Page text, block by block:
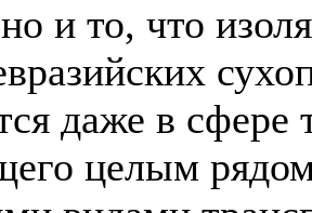
и то, что
даже в сфере
целым